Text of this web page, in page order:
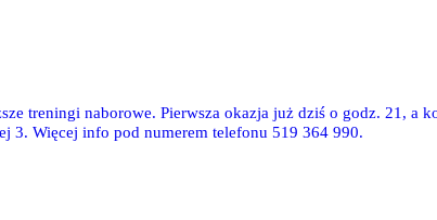
treningi naborowe. Pierwsza okazja już dziś o godz. 21, a
godz. 21 na bocznym boisku przy Łazienkowskiej 3. Więcej info pod numerem telefonu 519 364 990.